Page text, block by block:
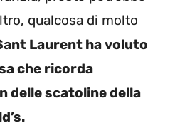
qualcosa di molto
Laurent ha voluto
che ricorda
delle scatoline della